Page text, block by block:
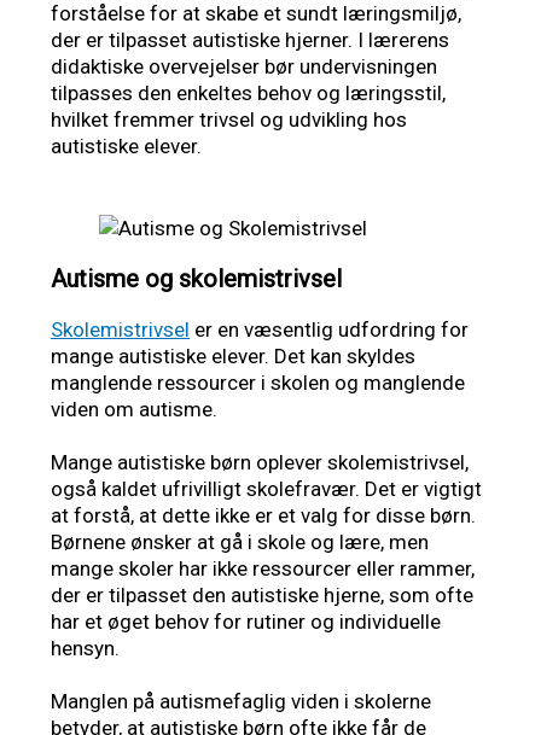
forståelse for at skabe et sundt læringsmiljø,
der er tilpasset autistiske hjerner. I lærerens
didaktiske overvejelser bør undervisningen
tilpasses den enkeltes behov og læringsstil,
hvilket fremmer trivsel og udvikling hos
autistiske elever.
Autisme og skolemistrivsel
Skolemistrivsel er en væsentlig udfordring for
mange autistiske elever. Det kan skyldes
manglende ressourcer i skolen og manglende
viden om autisme.
Mange autistiske børn oplever skolemistrivsel,
også kaldet ufrivilligt skolefravær. Det er vigtigt
at forstå, at dette ikke er et valg for disse børn.
Børnene ønsker at gå i skole og lære, men
mange skoler har ikke ressourcer eller rammer,
der er tilpasset den autistiske hjerne, som ofte
har et øget behov for rutiner og individuelle
hensyn.
Manglen på autismefaglig viden i skolerne
betyder, at autistiske børn ofte ikke får de